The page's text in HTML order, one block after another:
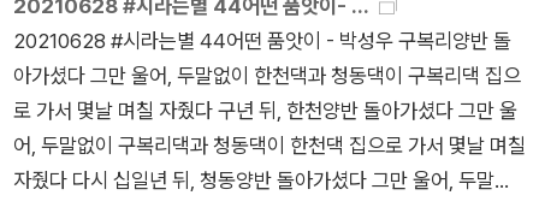
기도 없는 고무신이 삐죽 흙 묻은 코빼기를 내미는 절간, 연잎
에 엎드린 청개구리만 목탁을 두 개나 들고 예불을 드리고 있다
노스님 몫까지 하느라고 울음주머니 목탁을 불퉁불퉁 두드리고
있다 (전문)
답더냐. 이 세상에 아프지 않은 꽃은 하나도 없다. 꽃이 언제 피고
지더냐. 이 세상의 꽃들은 모두언제나 최초로 피고 최후로 진다. ​
2. 이산하 편역 시집 『살아남은 자의 아픔』 『체 게바라 시집』 프
리모 레비 시집은 플친들 중 한 명인 율별엠제이님의 읽은 책을
통해 알게 되었다. 친구 덕을 톡톡히 보았다. 레비의 <<이것이
인간인가>>는 읽다 내려놓았지만 이 시집은 예상을 깨고 묵직
개는 가족일 터이고, 이따금 친구일 터이다. 때론 그 반대일 수도
있겠다. ˝바닥을 죄 보여주˝게 하는 것은 ˝사랑˝, ˝언젠가 바닥을
쳐도 좋을 사랑˝이라고 시인은 말한다. 그러나 마음 바닥을 여과
장치 없이 드러내게 하는 것은 분노인 것 같다. 손바닥과 혓바닥
과 발바닥이야 ˝보여주고 감쌀 수˝ 있겠다만, 마음 바닥은 어디까
지 보여야 할까. 얼마나 감쌀 수 있을까.​내가 요즘 산책할 때 눈여
프, 브레즈네프를 잇는 혹한의 공포시대. 그러나 일반대중은 어찌
되었거나 먹고는 살아야 하는 법. 남자들은 아무하고나 잠을 자
임신을 시키고 처갓집 신세를 지다가 어느 날 갑자기 사라지기를
밥 먹듯 하고, 육아와 생활을 책임져야 하는 여성은 생존을 위해
저렴한 노동을 해야 하던 시기의 소비에트, 그 수도. 언제나 어디
서나, 어떤 체제 속에서나 항상 인생은 요지경 속이었음을, 저 동
20210628 #시라는별 44어떤 품앗이 - 박성우 구복리양반 돌
아가셨다 그만 울어, 두말없이 한천댁과 청동댁이 구복리댁 집으
로 가서 몇날 며칠 자줬다 구년 뒤, 한천양반 돌아가셨다 그만 울
어, 두말없이 구복리댁과 청동댁이 한천댁 집으로 가서 몇날 며칠
자줬다 다시 십일년 뒤, 청동양반 돌아가셨다 그만 울어, 두말없